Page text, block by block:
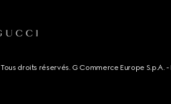
droits réservés. G Commerce Europe